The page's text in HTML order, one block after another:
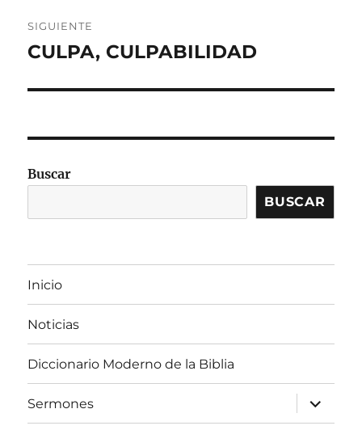
SIGUIENTE
Entrada
CULPA, CULPABILIDAD
Buscar
BUSCAR
Inicio
Noticias
Diccionario Moderno de la Biblia
Sermones
expandir
el
menú